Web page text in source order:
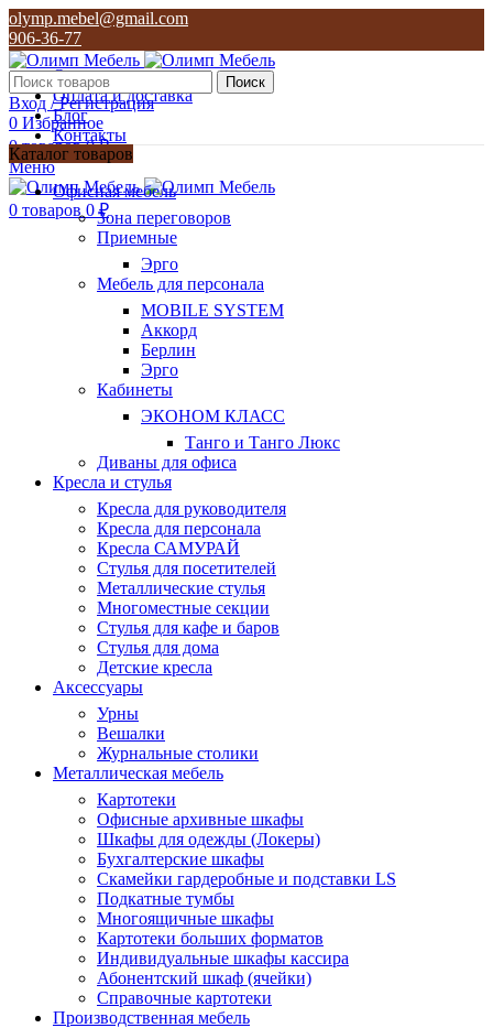
olymp.mebel@gmail.com
906-36-77
О нас
Оплата и доставка
Блог
Контакты
906-36-77
Поиск
Вход / Регистрация
0 Избранное
0товаров 0₽
Меню
0 товаров 0₽
Каталог товаров
Офисная мебель
Зона переговоров
Приемные
Эрго
Мебель для персонала
MOBILE SYSTEM
Аккорд
Берлин
Эрго
Кабинеты
ЭКОНОМ КЛАСС
Танго и Танго Люкс
Диваны для офиса
Кресла и стулья
Кресла для руководителя
Кресла для персонала
Кресла САМУРАЙ
Стулья для посетителей
Металлические стулья
Многоместные секции
Стулья для кафе и баров
Стулья для дома
Детские кресла
Аксессуары
Урны
Вешалки
Журнальные столики
Металлическая мебель
Картотеки
Офисные архивные шкафы
Шкафы для одежды (Локеры)
Бухгалтерские шкафы
Скамейки гардеробные и подставки LS
Подкатные тумбы
Многоящичные шкафы
Картотеки больших форматов
Индивидуальные шкафы кассира
Абонентский шкаф (ячейки)
Справочные картотеки
Производственная мебель